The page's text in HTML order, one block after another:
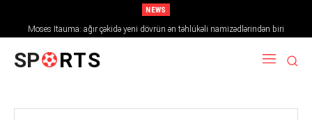
NEWS
Moses Itauma: ağır çəkidə yeni dövrün ən təhlükəli namizədlərindən biri
SP RTS